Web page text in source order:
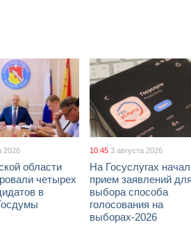
2026
области
четырех
в
10:45 3 августа 2026
На Госуслугах
прием заявлений для
выбора способа
голосования на
выборах-2026